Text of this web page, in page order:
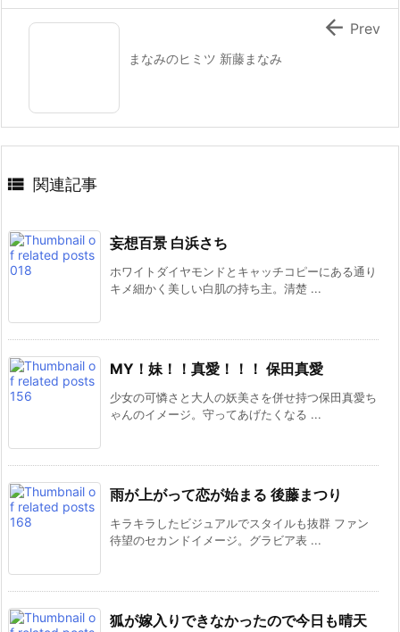
まなみのヒミツ 新藤まなみ
 Prev
 関連記事
妄想百景 白浜さち
ホワイトダイヤモンドとキャッチコピーにある通り
キメ細かく美しい白肌の持ち主。清楚 ...
MY！妹！！真愛！！！ 保田真愛
少女の可憐さと大人の妖美さを併せ持つ保田真愛ち
ゃんのイメージ。守ってあげたくなる ...
雨が上がって恋が始まる 後藤まつり
キラキラしたビジュアルでスタイルも抜群 ファン
待望のセカンドイメージ。グラビア表 ...
狐が嫁入りできなかったので今日も晴天